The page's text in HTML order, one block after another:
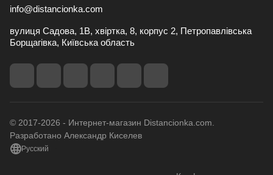
info@distancionka.com
вулиця Садова, 1В, хвіртка, 8, корпус 2, Петропавлівська
Борщагівка, Київська область
© 2017-2026 - Интернет-магазин Distancionka.com.
Разработано Александр Киселев
Русский